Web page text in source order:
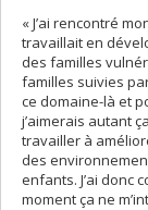
« J’ai rencontré
travaillait en
des familles
familles suivies par
ce domaine-là et
j’aimerais autant
travailler à
des
enfants. J’ai donc
moment ça ne